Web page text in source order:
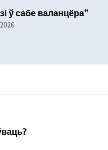
ў сабе валанцёра”